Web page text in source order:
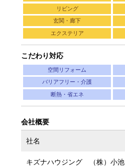
リビング
玄関・廊下
エクステリア
こだわり対応
空間リフォーム
バリアフリー・介護
断熱・省エネ
会社概要
社名
キズナハウジング （株）小池